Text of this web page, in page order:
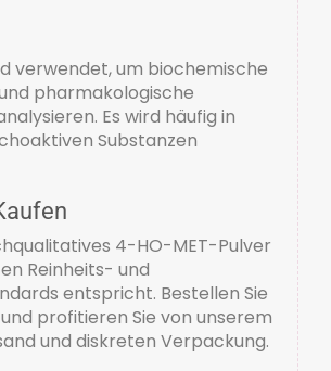
verwendet, um biochemische
pharmakologische
Es wird häufig in
Substanzen
4-HO-MET-Pulver
Reinheits- und
entspricht. Bestellen Sie
profitieren Sie von unserem
und diskreten Verpackung.